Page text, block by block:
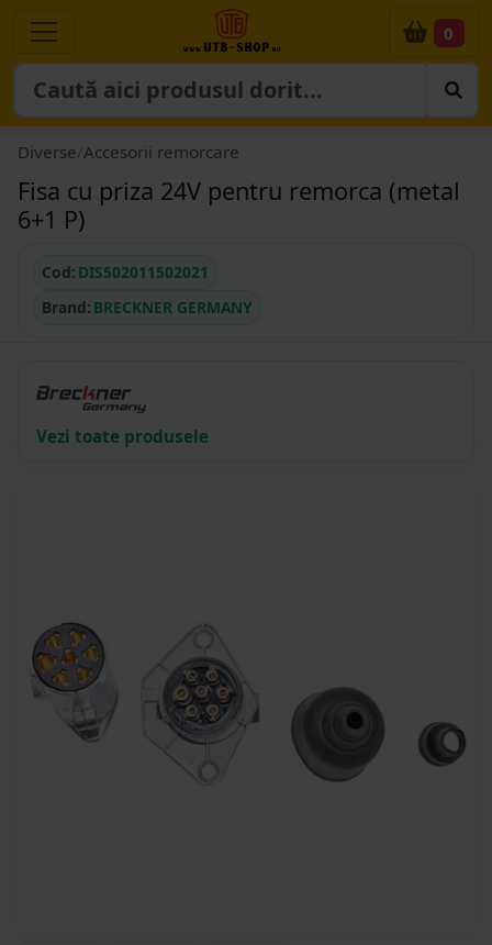
0
Diverse Accesorii remorcare
Fisa cu priza 24V pentru remorca (metal
6+1 P)
Cod: DIS502011502021
Brand: BRECKNER GERMANY
Vezi toate produsele